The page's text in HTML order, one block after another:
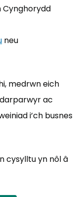
Cynghorydd
neu
medrwn eich
ac
i’ch busnes
cysylltu yn nôl â